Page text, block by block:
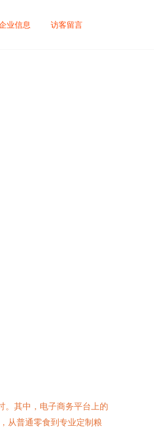
业信息 访客留言
。其中，电子商务平台上的
从普通零食到专业定制粮